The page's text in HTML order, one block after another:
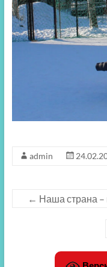
admin
← Наша страна –